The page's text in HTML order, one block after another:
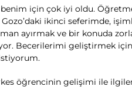
için çok iyi oldu.
ikinci seferimde,
ayırmak ve bir konuda
Becerilerimi geliştirmek
öğrencinin gelişimi ile